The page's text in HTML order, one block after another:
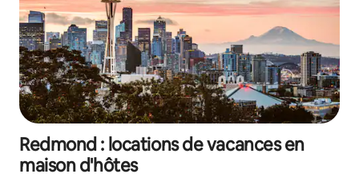
Redmond : locations de vacances en
maison d'hôtes